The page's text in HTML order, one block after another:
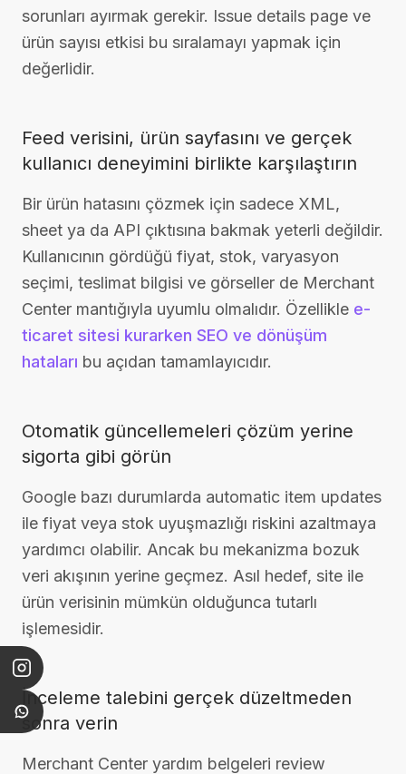
sorunları ayırmak gerekir. Issue details page ve
ürün sayısı etkisi bu sıralamayı yapmak için
değerlidir.
Feed verisini, ürün sayfasını ve gerçek
kullanıcı deneyimini birlikte karşılaştırın
Bir ürün hatasını çözmek için sadece XML,
sheet ya da API çıktısına bakmak yeterli değildir.
Kullanıcının gördüğü fiyat, stok, varyasyon
seçimi, teslimat bilgisi ve görseller de Merchant
Center mantığıyla uyumlu olmalıdır. Özellikle e-
ticaret sitesi kurarken SEO ve dönüşüm
hataları bu açıdan tamamlayıcıdır.
Otomatik güncellemeleri çözüm yerine
sigorta gibi görün
Google bazı durumlarda automatic item updates
ile fiyat veya stok uyuşmazlığı riskini azaltmaya
yardımcı olabilir. Ancak bu mekanizma bozuk
veri akışının yerine geçmez. Asıl hedef, site ile
ürün verisinin mümkün olduğunca tutarlı
işlemesidir.
İnceleme talebini gerçek düzeltmeden
sonra verin
Merchant Center yardım belgeleri review